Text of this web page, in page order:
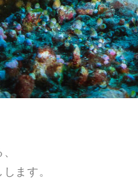
ます。